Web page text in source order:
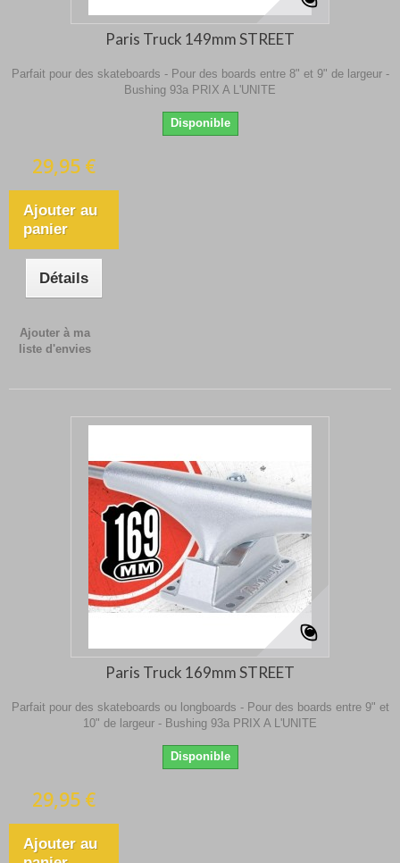
Paris Truck 149mm STREET
Parfait pour des skateboards - Pour des boards entre 8" et 9" de largeur -
Bushing 93a PRIX A L'UNITE
Disponible
29,95 €
Ajouter au
panier
Détails
Ajouter à ma
liste d'envies
Paris Truck 169mm STREET
Parfait pour des skateboards ou longboards - Pour des boards entre 9" et
10" de largeur - Bushing 93a PRIX A L'UNITE
Disponible
29,95 €
Ajouter au